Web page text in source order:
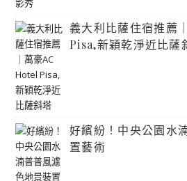
義大利比薩住宿推薦
Pisa,新穎乾淨近比薩
好繽紛！中央公園水
置藝術